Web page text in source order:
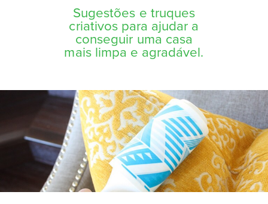
Sugestões e truques
criativos para ajudar a
conseguir uma casa
mais limpa e agradável.